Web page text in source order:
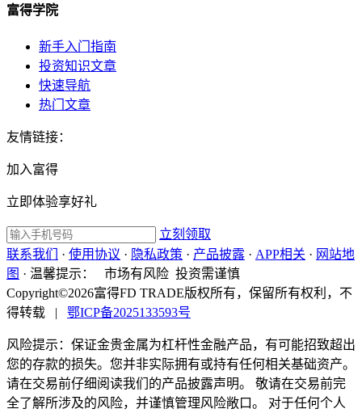
富得学院
新手入门指南
投资知识文章
快速导航
热门文章
友情链接：
加入富得
立即体验享好礼
立刻领取
联系我们
· 使用协议 · 隐私政策 · 产品披露 · APP相关 · 网站地
图 · 温馨提示：
市场有风险 投资需谨慎
Copyright©2026富得FD TRADE版权所有，保留所有权利，不
得转载
| 鄂ICP备2025133593号
风险提示：保证金贵金属为杠杆性金融产品，有可能招致超出
您的存款的损失。您并非实际拥有或持有任何相关基础资产。
请在交易前仔细阅读我们的产品披露声明。 敬请在交易前完
全了解所涉及的风险，并谨慎管理风险敞口。 对于任何个人